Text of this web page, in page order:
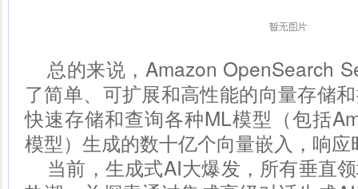
总的来说，Amazon OpenSearch
了简单、可扩展和高性能的向量存储
快速存储和查询各种ML模型（包括
模型）生成的数十亿个向量嵌入，响
当前，生成式AI大爆发，所有垂直